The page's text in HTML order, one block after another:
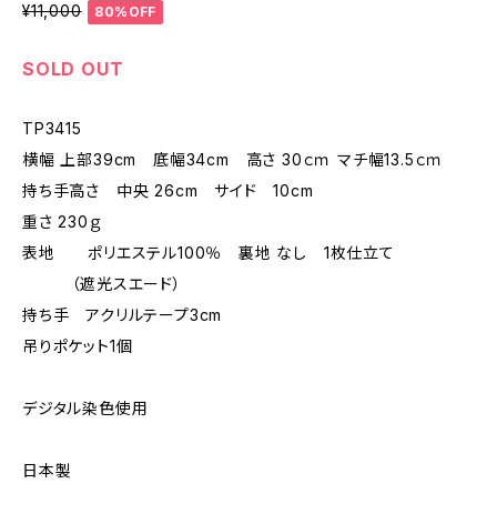
¥11,000 80%OFF
SOLD OUT
TP3415
横幅 上部39cm 底幅34cm 高さ 30ｃｍ マチ幅13.5ｃｍ
持ち手高さ 中央 26cm サイド 10cm
重さ 230ｇ
表地 ポリエステル100％ 裏地 なし 1枚仕立て
（遮光スエード）
持ち手 アクリルテープ3cm
吊りポケット1個
デジタル染色使用
日本製